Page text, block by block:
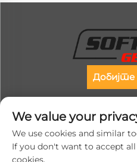
Soft Gem Посвећени
иновацијама укупног
производњу влакна,
планирање пројекта,
We value your
We use cookies and similar
If you don't want to accept
cookies.